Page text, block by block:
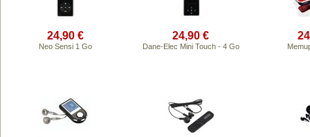
24,90 €
Neo Sensi 1 Go
24,90 €
Dane-Elec Mini Touch - 4 Go